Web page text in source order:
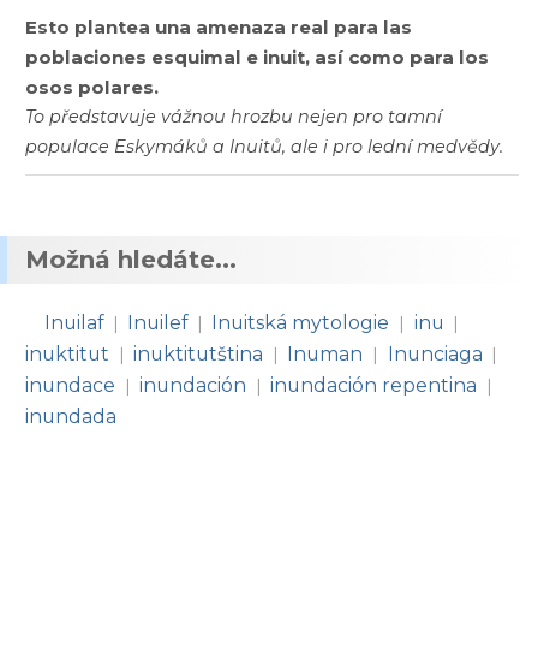
Esto plantea una amenaza real para las
poblaciones esquimal e inuit, así como para los
osos polares.
To představuje vážnou hrozbu nejen pro tamní
populace Eskymáků a Inuitů, ale i pro lední medvědy.
Možná hledáte...
Inuilaf | Inuilef | Inuitská mytologie | inu |
inuktitut | inuktitutština | Inuman | Inunciaga |
inundace | inundación | inundación repentina |
inundada